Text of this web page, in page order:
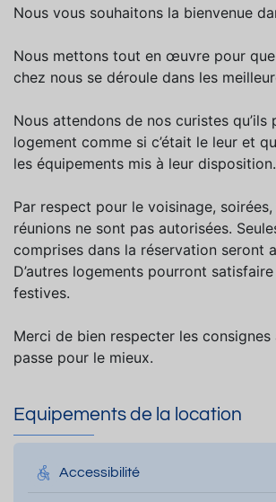
Nous vous souhaitons la bienvenue
Nous mettons tout en œuvre pour
chez nous se déroule dans les
Nous attendons de nos curistes qu’ils
logement comme si c’était le leur et
les équipements mis à leur disposition.
Par respect pour le voisinage,
réunions ne sont pas autorisées.
comprises dans la réservation seront
D’autres logements pourront
festives.
Merci de bien respecter les
passe pour le mieux.
Equipements de la location
Accessibilité